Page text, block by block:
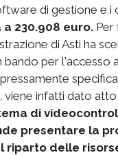
di gestione e i
230.908 euro. Per
di Asti ha
bando per l'accesso
infatti dato atto
di
presentare la
riparto delle